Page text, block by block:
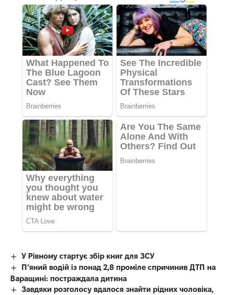
У Рівному стартує збір книг для ЗСУ
П’яний водій із понад 2,8 проміле спричинив ДТП на
Варащині: постраждала дитина
Завдяки розголосу вдалося знайти рідних чоловіка,